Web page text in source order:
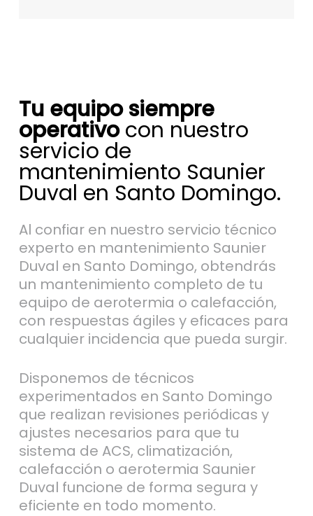
Tu equipo siempre
operativocon nuestro
servicio de
mantenimiento Saunier
Duval en Santo Domingo.
Al confiar en nuestro servicio técnico
experto en mantenimiento Saunier
Duval en Santo Domingo, obtendrás
un mantenimiento completo de tu
equipo de aerotermia o calefacción,
con respuestas ágiles y eficaces para
cualquier incidencia que pueda surgir.
Disponemos de técnicos
experimentados en Santo Domingo
que realizan revisiones periódicas y
ajustes necesarios para que tu
sistema de ACS, climatización,
calefacción o aerotermia Saunier
Duval funcione de forma segura y
eficiente en todo momento.